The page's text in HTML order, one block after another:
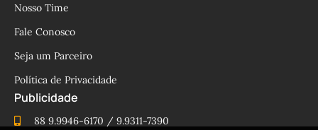
Nosso Time
Fale Conosco
Seja um Parceiro
Política de Privacidade
Publicidade
88 9.9946-6170 / 9.9311-7390